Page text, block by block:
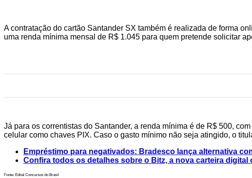
A contratação do cartão Santander SX também é realizada de forma
uma renda mínima mensal de R$ 1.045 para quem pretende solicitar
Já para os correntistas do Santander, a renda mínima é de R$ 500,
celular como chaves PIX. Caso o gasto mínimo não seja atingido, o
Empréstimo para negativados: Bradesco lança alternativa
Confira todos os detalhes sobre o Bitz, a nova carteira
Fonte: Edital Concursos do Brasil